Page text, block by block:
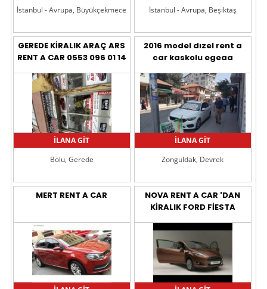
İstanbul - Avrupa, Büyükçekmece
İstanbul - Avrupa, Beşiktaş
GEREDE KİRALIK ARAÇ ARS
RENT A CAR 0553 096 01 14
İLANA GİT
Bolu, Gerede
2016 model dızel rent a
car kaskolu egeaa
İLANA GİT
Zonguldak, Devrek
MERT RENT A CAR
NOVA RENT A CAR 'DAN
KİRALIK FORD FİESTA